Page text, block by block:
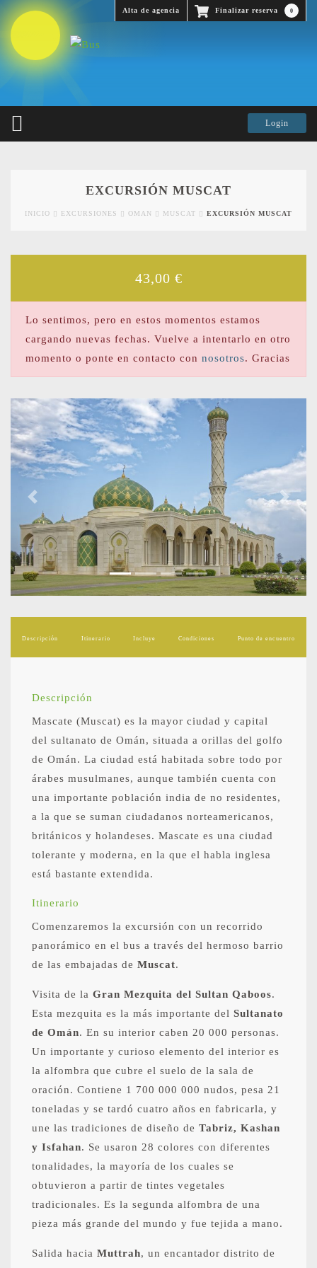
Finalizar reserva 0
Alta de agencia
EXCURSIÓN MUSCAT
INICIO EXCURSIONES OMAN MUSCAT EXCURSIÓN MUSCAT
Previous Next
Descripción Itinerario Incluye Condiciones Punto de encuentro
Descripción
Mascate (Muscat) es la mayor ciudad y capital
del sultanato de Omán, situada a orillas del golfo
de Omán. La ciudad está habitada sobre todo por
árabes musulmanes, aunque también cuenta con
una importante población india de no residentes,
a la que se suman ciudadanos norteamericanos,
británicos y holandeses. Mascate es una ciudad
tolerante y moderna, en la que el habla inglesa
está bastante extendida.
Itinerario
Comenzaremos la excursión con un recorrido
panorámico en el bus a través del hermoso barrio
de las embajadas de Muscat.
Visita de la Gran Mezquita del Sultan Qaboos.
Esta mezquita es la más importante del Sultanato
de Omán. En su interior caben 20 000 personas.
Un importante y curioso elemento del interior es
la alfombra que cubre el suelo de la sala de
oración. Contiene 1 700 000 000 nudos, pesa 21
toneladas y se tardó cuatro años en fabricarla, y
une las tradiciones de diseño de Tabriz, Kashan
y Isfahan. Se usaron 28 colores con diferentes
tonalidades, la mayoría de los cuales se
obtuvieron a partir de tintes vegetales
tradicionales. Es la segunda alfombra de una
pieza más grande del mundo y fue tejida a mano.
Salida hacia Muttrah, un encantador distrito de
43,00 €
Lo sentimos, pero en estos momentos estamos
cargando nuevas fechas. Vuelve a intentarlo en otro
momento o ponte en contacto con nosotros. Gracias